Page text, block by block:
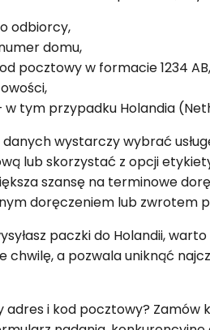
odbiorcy,
domu,
pocztowy w formacie 1234 AB,
w tym przypadku Holandia
wystarczy wybrać
lub skorzystać z opcji
szansę na terminowe
doręczeniem lub zwrotem
paczki do Holandii,
chwilę, a pozwala uniknąć
adres i kod pocztowy? Zamów